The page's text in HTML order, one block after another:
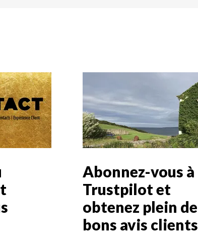
Abonnez-vous à
Trustpilot et
obtenez plein de
bons avis clients